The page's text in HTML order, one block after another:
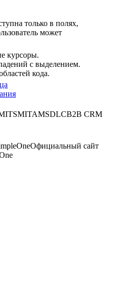
только в полях,
может
курсоры.
с выделением.
кода.
ITSMITAMSDLCB2B CRM
Официальный сайт